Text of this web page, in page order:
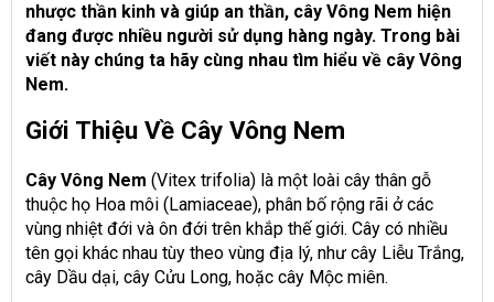
nhược thần kinh và giúp an thần, cây Vông Nem hiện
đang được nhiều người sử dụng hàng ngày. Trong bài
viết này chúng ta hãy cùng nhau tìm hiểu về cây Vông
Nem.
Giới Thiệu Về Cây Vông Nem
Cây Vông Nem (Vitex trifolia) là một loài cây thân gỗ
thuộc họ Hoa môi (Lamiaceae), phân bố rộng rãi ở các
vùng nhiệt đới và ôn đới trên khắp thế giới. Cây có nhiều
tên gọi khác nhau tùy theo vùng địa lý, như cây Liễu Trắng,
cây Dầu dại, cây Cửu Long, hoặc cây Mộc miên.